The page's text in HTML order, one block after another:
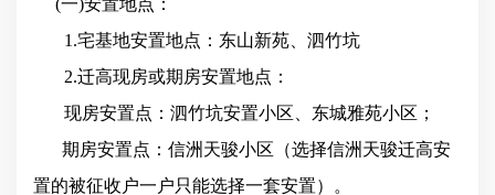
(一)安置地点：
1.宅基地安置地点：东山新苑、泗竹坑
2.迁高现房或期房安置地点：
现房安置点：泗竹坑安置小区、东城雅苑小区；
期房安置点：信洲天骏小区（选择信洲天骏迁高安
置的被征收户一户只能选择一套安置）。